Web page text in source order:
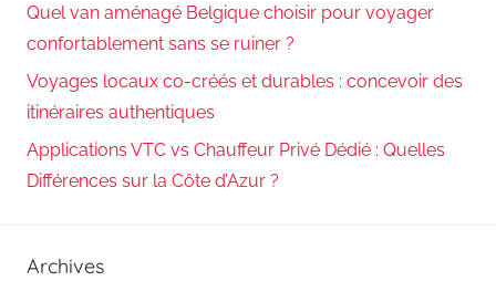
Quel van aménagé Belgique choisir pour voyager
confortablement sans se ruiner ?
Voyages locaux co-créés et durables : concevoir des
itinéraires authentiques
Applications VTC vs Chauffeur Privé Dédié : Quelles
Différences sur la Côte d’Azur ?
Archives